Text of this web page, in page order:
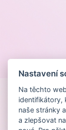
Nastavení
Na těchto
identifikátory,
naše stránky
a zlepšovat